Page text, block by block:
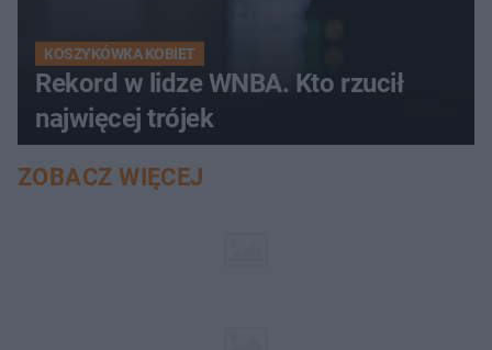
KOSZYKÓWKA KOBIET
Rekord w lidze WNBA. Kto rzucił
najwięcej trójek
ZOBACZ WIĘCEJ